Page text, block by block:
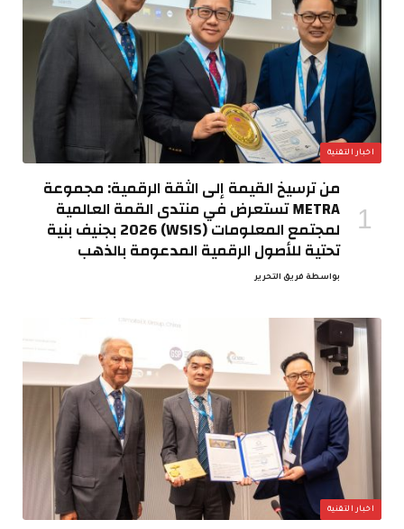
اخبار التقنية
من ترسيخ القيمة إلى الثقة الرقمية: مجموعة
METRA تستعرض في منتدى القمة العالمية
لمجتمع المعلومات (WSIS) 2026 بجنيف بنية
تحتية للأصول الرقمية المدعومة بالذهب
بواسطة فريق التحرير
اخبار التقنية